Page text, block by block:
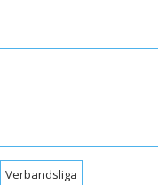
Verbandsliga